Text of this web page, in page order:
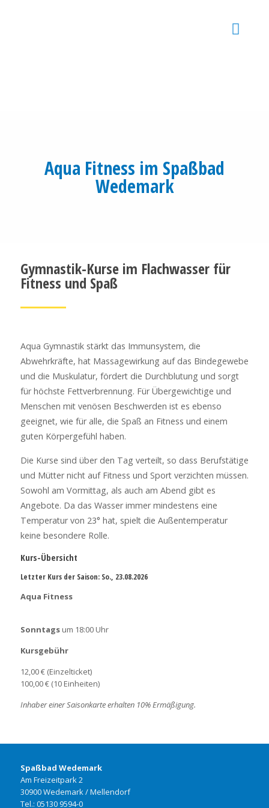
Aqua Fitness im Spaßbad
Wedemark
Gymnastik-Kurse im Flachwasser für
Fitness und Spaß
Aqua Gymnastik stärkt das Immunsystem, die
Abwehrkräfte, hat Massagewirkung auf das Bindegewebe
und die Muskulatur, fördert die Durchblutung und sorgt
für höchste Fettverbrennung. Für Übergewichtige und
Menschen mit venösen Beschwerden ist es ebenso
geeignet, wie für alle, die Spaß an Fitness und einem
guten Körpergefühl haben.
Die Kurse sind über den Tag verteilt, so dass Berufstätige
und Mütter nicht auf Fitness und Sport verzichten müssen.
Sowohl am Vormittag, als auch am Abend gibt es
Angebote. Da das Wasser immer mindestens eine
Temperatur von 23° hat, spielt die Außentemperatur
keine besondere Rolle.
Kurs-Übersicht
Letzter Kurs der Saison: So., 23.08.2026
Aqua Fitness
Sonntagsum 18:00 Uhr
Kursgebühr
12,00 € (Einzelticket)
100,00 € (10 Einheiten)
Inhaber einer Saisonkarte erhalten 10% Ermäßigung.
Spaßbad Wedemark
Am Freizeitpark 2
30900 Wedemark / Mellendorf
Tel.: 05130 9594-0